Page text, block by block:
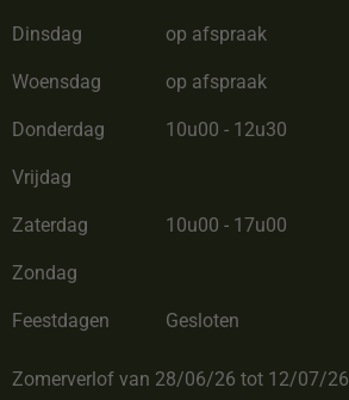
Dinsdag op afspraak
Woensdag op afspraak
Donderdag 10u00 - 12u30
Vrijdag
Zaterdag 10u00 - 17u00
Zondag
Feestdagen Gesloten
Zomerverlof van 28/06/26 tot 12/07/26